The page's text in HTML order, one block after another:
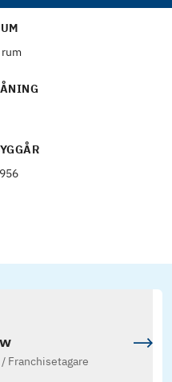
rum
Franchisetagare